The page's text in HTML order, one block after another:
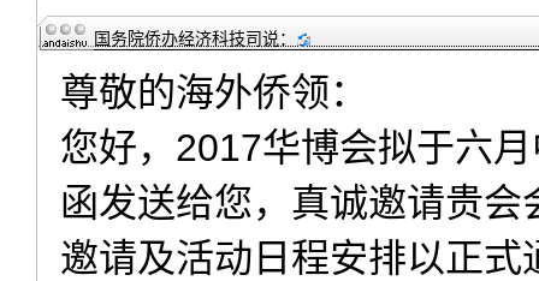
国务院侨办经济科技司说：
尊敬的海外侨领：
您好，2017华博会拟于六
函发送给您，真诚邀请贵
邀请及活动日程安排以正